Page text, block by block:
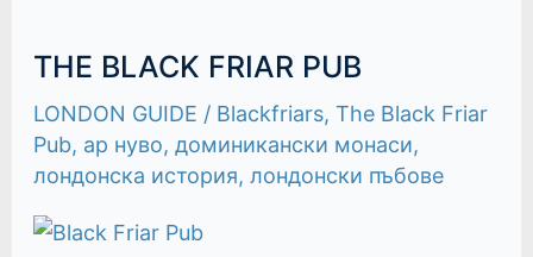
THE BLACK FRIAR PUB
LONDON GUIDE / Blackfriars, The Black Friar
Pub, ар нуво, доминикански монаси,
лондонска история, лондонски пъбове